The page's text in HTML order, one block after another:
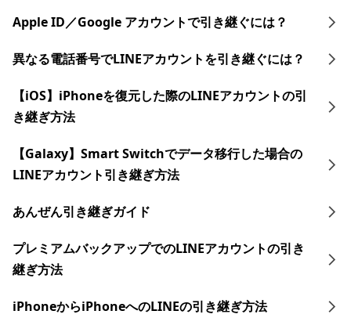
Apple ID／Google アカウントで引き継ぐには？
異なる電話番号でLINEアカウントを引き継ぐには？
【iOS】iPhoneを復元した際のLINEアカウントの引
き継ぎ方法
【Galaxy】Smart Switchでデータ移行した場合の
LINEアカウント引き継ぎ方法
あんぜん引き継ぎガイド
プレミアムバックアップでのLINEアカウントの引き
継ぎ方法
iPhoneからiPhoneへのLINEの引き継ぎ方法